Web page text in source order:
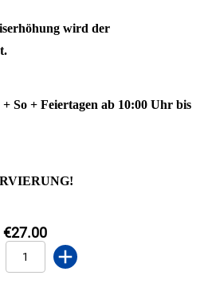
wird der
So + Feiertagen ab 10:00 Uhr bis
€27.00